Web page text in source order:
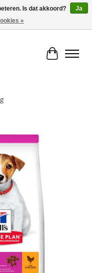
Items
Is dat akkoord?
Ja
»